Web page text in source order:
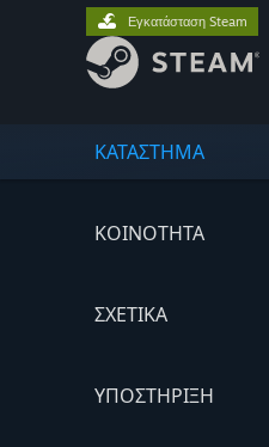
ΚΑΤΑΣΤΗΜΑ
ΚΟΙΝΟΤΗΤΑ
ΣΧΕΤΙΚΆ
ΥΠΟΣΤΗΡΙΞΗ
Εγκατάσταση Steam